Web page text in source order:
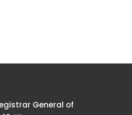
General of